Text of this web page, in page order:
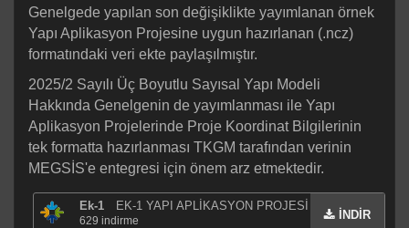
Genelgede yapılan son değişiklikte yayımlanan örnek
Yapı Aplikasyon Projesine uygun hazırlanan (.ncz)
formatındaki veri ekte paylaşılmıştır.
2025/2 Sayılı Üç Boyutlu Sayısal Yapı Modeli
Hakkında Genelgenin de yayımlanması ile Yapı
Aplikasyon Projelerinde Proje Koordinat Bilgilerinin
tek formatta hazırlanması TKGM tarafından verinin
MEGSİS'e entegresi için önem arz etmektedir.
Ek-1
EK-1 YAPI APLİKASYON PROJESİ
629 indirme İNDİR